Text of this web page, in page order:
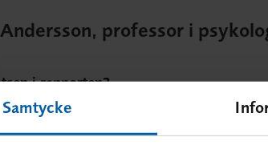
Samtycke
professor i
i rapporten?
läkemedlen inte är så tydligt och att
återfall. Dessutom finns det